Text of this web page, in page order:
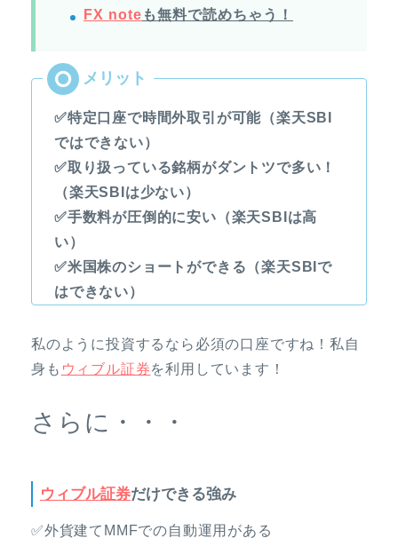
FX note も無料で読めちゃう！
✅特定口座で時間外取引が可能（楽天SBI
ではできない）
✅取り扱っている銘柄がダントツで多い！
（楽天SBIは少ない）
✅手数料が圧倒的に安い（楽天SBIは高
い）
✅米国株のショートができる（楽天SBIで
はできない）
私のように投資するなら必須の口座ですね！私自
身も ウィブル証券を利用しています！
さらに・・・
ウィブル証券だけできる強み
✅外貨建てMMFでの自動運用がある